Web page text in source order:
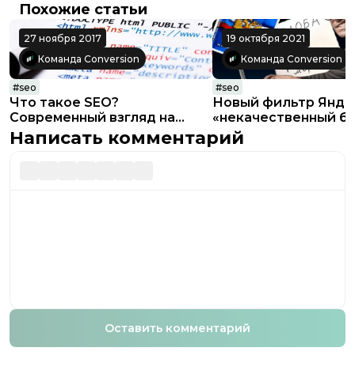
Похожие статьи
27 ноября 2017
Команда Conversion
#seo
Что такое SEO?
Современный взгляд на
поисковое продвижение
сайтов
19 октября 2021
Команда Conversion
#seo
Новый фильтр
«некачественный
Написать комментарий
Оставить комментарий